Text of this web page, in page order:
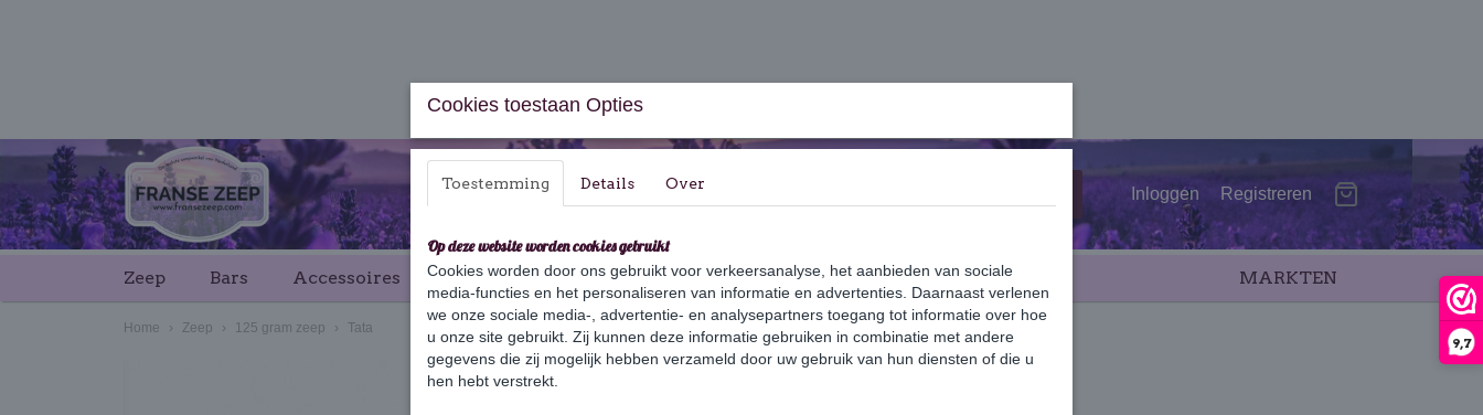
9,7
Inloggen Registreren
MARKTEN
Zeep Bars Accessoires Cadeaus & Geschenksets Huishouden Verzorging SALE
Home › Zeep › 125 gram zeep › Tata
Cookies toestaan Opties
Toestemming Details Over
Op deze website worden cookies gebruikt
Cookies worden door ons gebruikt voor verkeersanalyse, het aanbieden van sociale
media-functies en het personaliseren van informatie en advertenties. Daarnaast verlenen
we onze sociale media-, advertentie- en analysepartners toegang tot informatie over hoe
u onze site gebruikt. Zij kunnen deze informatie gebruiken in combinatie met andere
gegevens die zij mogelijk hebben verzameld door uw gebruik van hun diensten of die u
hen hebt verstrekt.